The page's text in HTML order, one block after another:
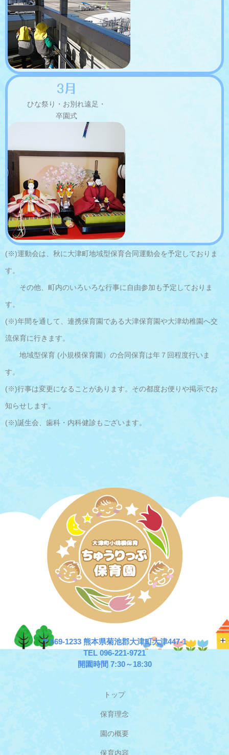
3月
ひな祭り・お別れ遠足・
卒園式
(※)運動会は、秋に大津町地域型保育合同運動会を予定しておりま
す。
その他、町内のいろいろな行事に自由参加も予定しておりま
す。
(※)年間を通して、連携保育園である大津保育園や大津幼稚園へ交
流保育に行きます。
地域型保育 (小規模保育園）の合同保育は年７回程度行いま
す。
(※)行事は変更になることがあります。その都度お便りや掲示でお
知らせします。
(※)誕生会、歯科・内科健診もございます。
〒869-1233 熊本県菊池郡大津町大津447-1
TEL 096-221-9721
開園時間 7:30～18:30
トップ
保育理念
園の概要
保育内容